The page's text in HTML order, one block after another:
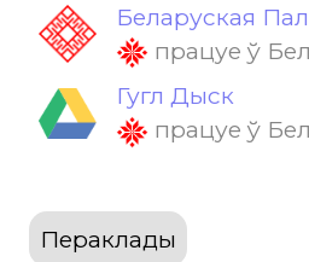
Беларуская
працуе ў
Гугл Дыск
працуе ў
Пераклады